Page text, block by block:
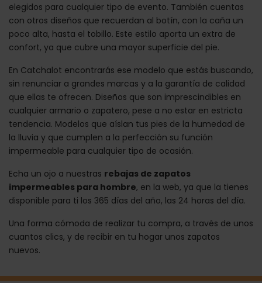
elegidos para cualquier tipo de evento. También cuentas
con otros diseños que recuerdan al botín, con la caña un
poco alta, hasta el tobillo. Este estilo aporta un extra de
confort, ya que cubre una mayor superficie del pie.
En Catchalot encontrarás ese modelo que estás buscando,
sin renunciar a grandes marcas y a la garantía de calidad
que ellas te ofrecen. Diseños que son imprescindibles en
cualquier armario o zapatero, pese a no estar en estricta
tendencia. Modelos que aíslan tus pies de la humedad de
la lluvia y que cumplen a la perfección su función
impermeable para cualquier tipo de ocasión.
Echa un ojo a nuestras rebajas de zapatos
impermeables para hombre, en la web, ya que la tienes
disponible para ti los 365 días del año, las 24 horas del día.
Una forma cómoda de realizar tu compra, a través de unos
cuantos clics, y de recibir en tu hogar unos zapatos
nuevos.